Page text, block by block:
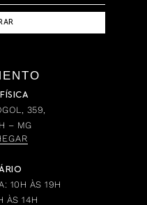
359,
– MG
10H ÀS 19H
ÀS 14H